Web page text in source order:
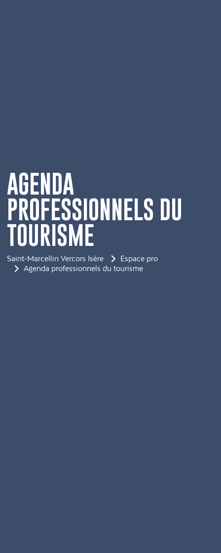
AGENDA
PROFESSIONNELS DU
TOURISME
Saint-Marcellin Vercors Isère
Espace pro
Agenda professionnels du tourisme